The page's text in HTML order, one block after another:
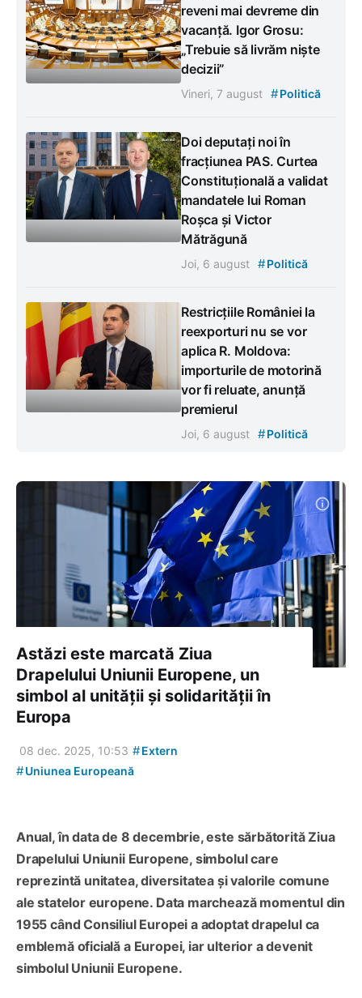
reveni mai devreme din
vacanță. Igor Grosu:
„Trebuie să livrăm niște
decizii”
Vineri, 7 august #Politică
Doi deputați noi în
fracțiunea PAS. Curtea
Constituțională a validat
mandatele lui Roman
Roșca și Victor
Mătrăgună
Joi, 6 august #Politică
Restricțiile României la
reexporturi nu se vor
aplica R. Moldova:
importurile de motorină
vor fi reluate, anunță
premierul
Joi, 6 august #Politică
Astăzi este marcată Ziua
Drapelului Uniunii Europene, un
simbol al unității și solidarității în
Europa
08 dec. 2025, 10:53 #Extern
#Uniunea Europeană
Anual, în data de 8 decembrie, este sărbătorită Ziua
Drapelului Uniunii Europene, simbolul care
reprezintă unitatea, diversitatea și valorile comune
ale statelor europene. Data marchează momentul din
1955 când Consiliul Europei a adoptat drapelul ca
emblemă oficială a Europei, iar ulterior a devenit
simbolul Uniunii Europene.